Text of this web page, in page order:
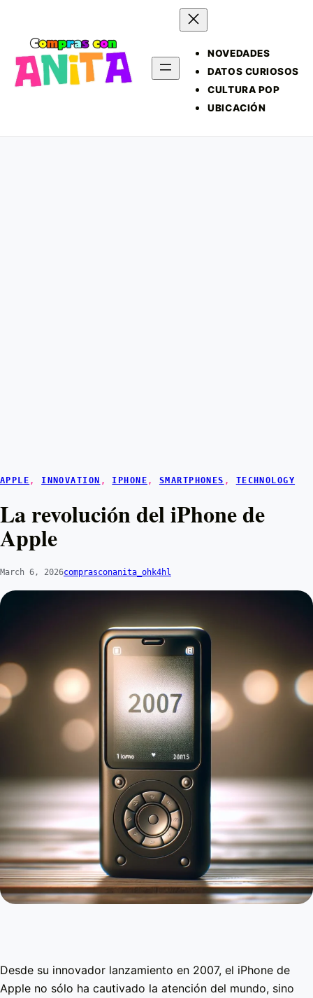
NOVEDADES
DATOS CURIOSOS
CULTURA POP
UBICACIÓN
APPLE , INNOVATION , IPHONE , SMARTPHONES , TECHNOLOGY
La revolución del iPhone de
Apple
March 6, 2026comprasconanita_ohk4hl
Desde su innovador lanzamiento en 2007, el iPhone de
Apple no sólo ha cautivado la atención del mundo, sino